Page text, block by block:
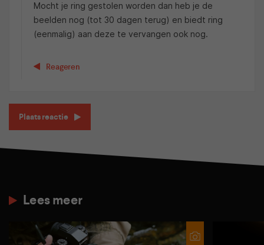
Mocht je ring gestolen worden dan heb je de
beelden nog (tot 30 dagen terug) en biedt ring
(eenmalig) aan deze te vervangen ook nog.
Reageren
Plaats reactie
Lees meer